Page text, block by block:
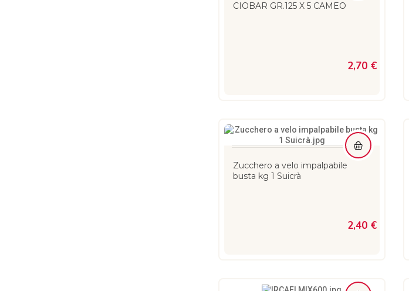
CIOBAR GR.125 X 5 CAMEO
2,70 €
Zucchero a velo impalpabile
busta kg 1 Suicrà
2,40 €